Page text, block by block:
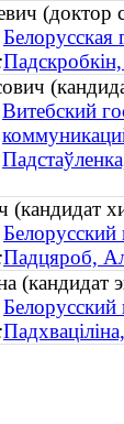
(доктор
Белорусская
Витебский
Белорусский
Падцяроб,
(кандидат
Белорусский